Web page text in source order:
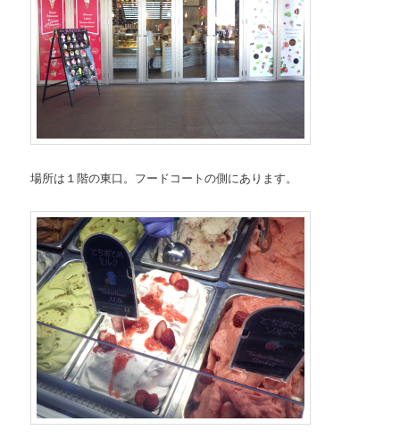
場所は１階の東口。フードコートの側にあります。